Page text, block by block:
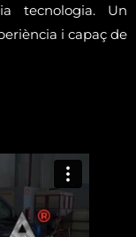
tecnologia. Un
i capaç de